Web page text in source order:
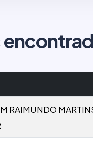
RAIMUNDO